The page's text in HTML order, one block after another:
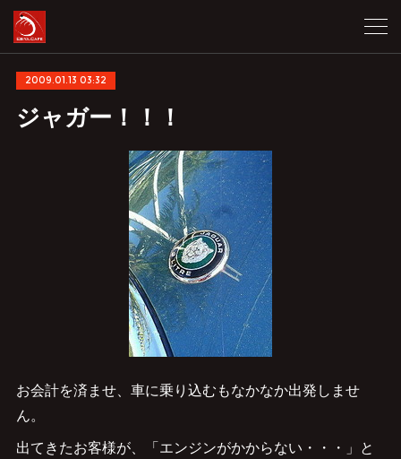
2009.01.13 03:32
ジャガー！！！
お会計を済ませ、車に乗り込むもなかなか出発しませ
ん。
出てきたお客様が、「エンジンがかからない・・・」と